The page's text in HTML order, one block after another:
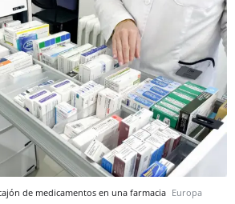
de medicamentos en una farmacia Europa